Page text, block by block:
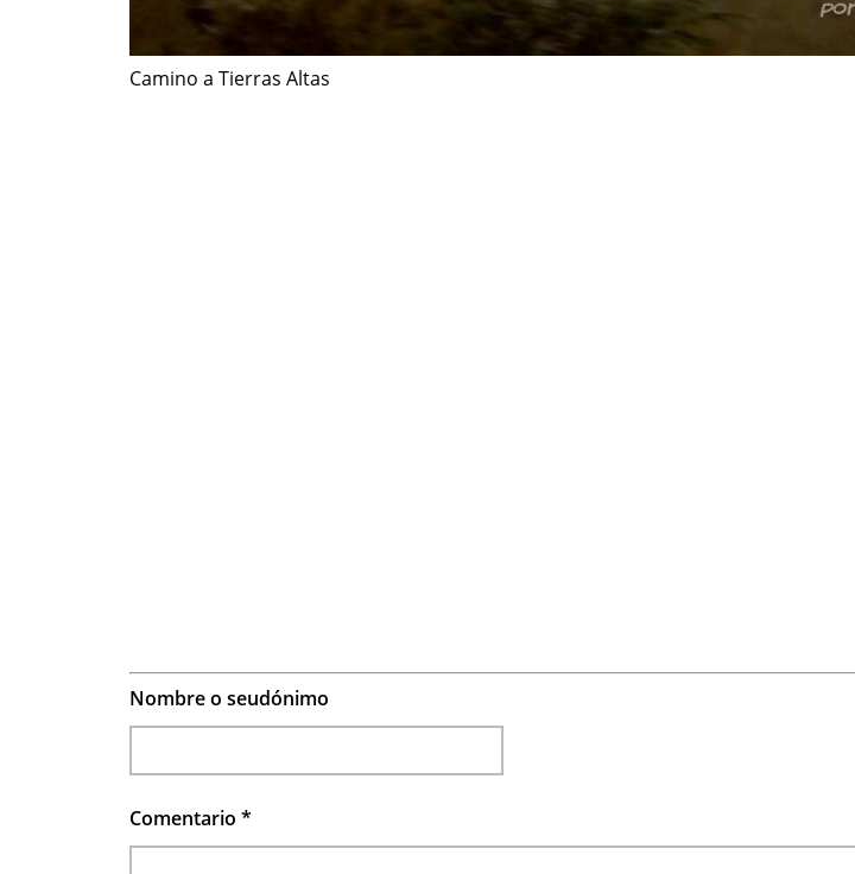
Camino a Tierras Altas
Nombre o seudónimo
Comentario *